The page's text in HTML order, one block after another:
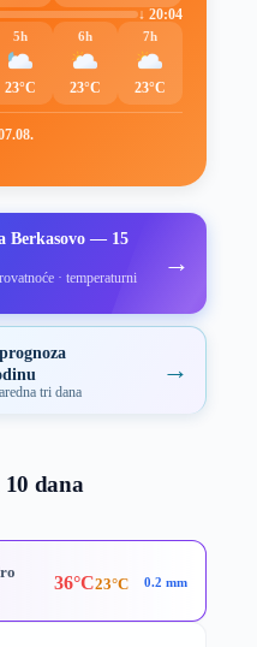
↓ 20:04
5h
23°C
6h
23°C
7h
23°C
Berkasovo — 15
· temperaturni
→
tri dana
→
10 dana
36°C23°C 0.2 mm